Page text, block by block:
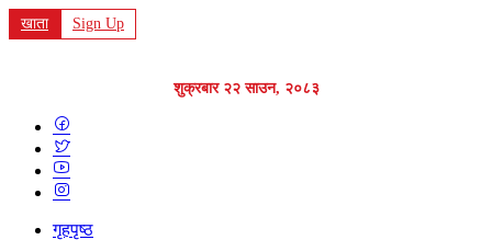
खाता Sign Up
शुक्रबार २२ साउन, २०८३
गृहपृष्ठ